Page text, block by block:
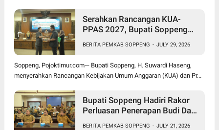
Serahkan Rancangan KUA-
PPAS 2027, Bupati Soppeng
BERITA PEMKAB SOPPENG - JULY 29, 2026
Soppeng, Pojoktimur.com— Bupati Soppeng, H. Suwardi Haseng,
menyerahkan Rancangan Kebijakan Umum Anggaran (KUA) dan Pr...
Bupati Soppeng Hadiri Rakor
Perluasan Penerapan Budi Daya
BERITA PEMKAB SOPPENG - JULY 21, 2026